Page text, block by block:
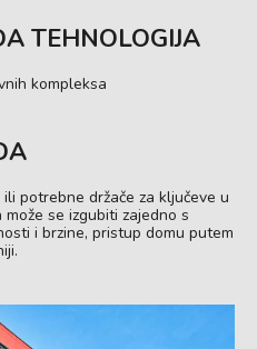
TEHNOLOGIJA
kompleksa
potrebne držače za ključeve u
se izgubiti zajedno s
i brzine, pristup domu putem